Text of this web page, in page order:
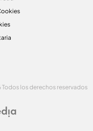
los derechos reservados